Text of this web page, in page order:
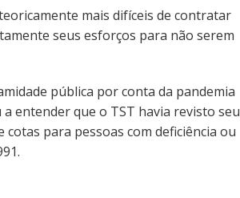
mais difíceis de contratar
seus esforços para não serem
pública por conta da pandemia
entender que o TST havia revisto seu
para pessoas com deficiência ou